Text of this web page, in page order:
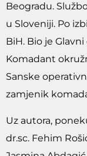
Beogradu.
u Sloveniji. Po
BiH. Bio je
Komadant
Sanske
zamjenik
Uz autora,
dr.sc. Fehim